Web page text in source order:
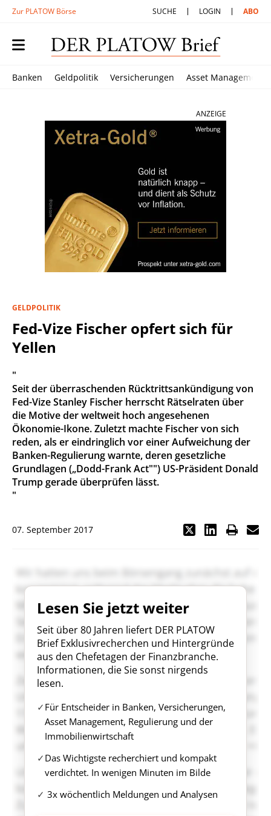
Zur PLATOW Börse SUCHE LOGIN ABO
Banken Geldpolitik Versicherungen Asset Management
ANZEIGE
GELDPOLITIK
Fed-Vize Fischer opfert sich für
Yellen
"
Seit der überraschenden Rücktrittsankündigung von
Fed-Vize Stanley Fischer herrscht Rätselraten über
die Motive der weltweit hoch angesehenen
Ökonomie-Ikone. Zuletzt machte Fischer von sich
reden, als er eindringlich vor einer Aufweichung der
Banken-Regulierung warnte, deren gesetzliche
Grundlagen („Dodd-Frank Act"") US-Präsident Donald
Trump gerade überprüfen lässt.
"
07. September 2017
Lesen Sie jetzt weiter
Seit über 80 Jahren liefert DER PLATOW
Brief Exklusivrecherchen und Hintergründe
aus den Chefetagen der Finanzbranche.
Informationen, die Sie sonst nirgends
lesen.
Für Entscheider in Banken, Versicherungen,
Asset Management, Regulierung und der
Immobilienwirtschaft
Das Wichtigste recherchiert und kompakt
verdichtet. In wenigen Minuten im Bilde
3x wöchentlich Meldungen und Analysen